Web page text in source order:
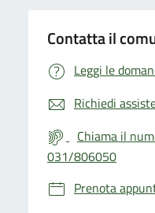
Contatta il
Leggi le
Richiedi
Chiama il
031/806050
Prenota